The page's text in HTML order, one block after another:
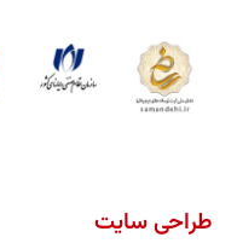
طراحی سایت